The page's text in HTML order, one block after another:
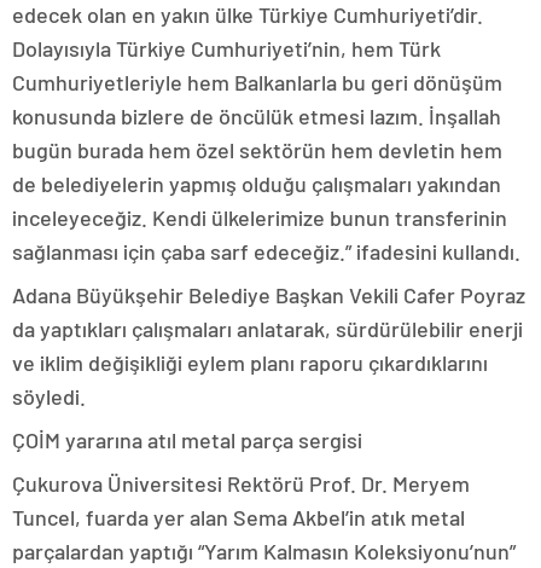
edecek olan en yakın ülke Türkiye Cumhuriyeti’dir.
Dolayısıyla Türkiye Cumhuriyeti’nin, hem Türk
Cumhuriyetleriyle hem Balkanlarla bu geri dönüşüm
konusunda bizlere de öncülük etmesi lazım. İnşallah
bugün burada hem özel sektörün hem devletin hem
de belediyelerin yapmış olduğu çalışmaları yakından
inceleyeceğiz. Kendi ülkelerimize bunun transferinin
sağlanması için çaba sarf edeceğiz.” ifadesini kullandı.
Adana Büyükşehir Belediye Başkan Vekili Cafer Poyraz
da yaptıkları çalışmaları anlatarak, sürdürülebilir enerji
ve iklim değişikliği eylem planı raporu çıkardıklarını
söyledi.
ÇOİM yararına atıl metal parça sergisi
Çukurova Üniversitesi Rektörü Prof. Dr. Meryem
Tuncel, fuarda yer alan Sema Akbel’in atık metal
parçalardan yaptığı “Yarım Kalmasın Koleksiyonu’nun”